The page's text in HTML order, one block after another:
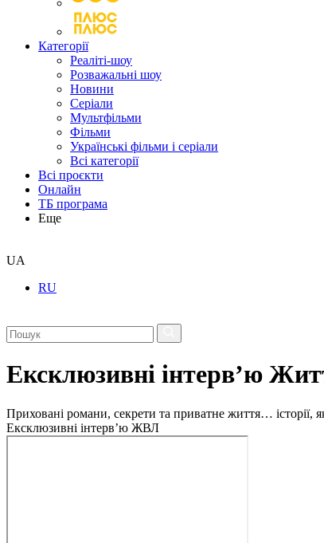
Категорії
Реаліті-шоу
Розважальні шоу
Новини
Серіали
Мультфільми
Фільми
Українські фільми і серіали
Всі категорії
Всі проєкти
Онлайн
ТБ програма
Еще
UA
RU
Ексклюзивні інтерв’ю
Приховані романи, секрети та приватне життя… історії,
Ексклюзивні інтерв’ю ЖВЛ